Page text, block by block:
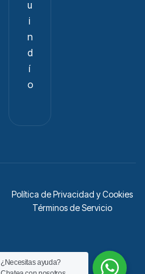
u
i
n
d
í
o
Política de Privacidad y Cookies
Términos de Servicio
¿Necesitas ayuda?